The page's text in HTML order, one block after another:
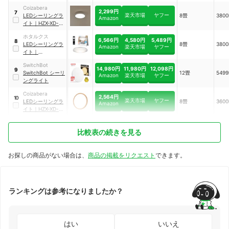
7
Coizabera
LEDシーリングラ
イト ｜ HZX-XD-
2,299円
Amazon
楽天市場 ヤフー 8畳
8
ホタルクス
LEDシーリングラ
イト ｜
6,566円
Amazon
4,580円
楽天市場
5,489円
ヤフー
8畳
9
SwitchBot
SwitchBot シーリ
ングライト
14,980円
Amazon
11,980円
楽天市場
12,098円
ヤフー
12畳
10
Coizabera
LEDシーリングラ
イト
HZX-XD-
2,564円
Amazon
楽天市場 ヤフー 8畳
比較表の続きを見る
お探しの商品がない場合は、 商品の掲載をリクエスト できます。
ランキングは参考になりましたか？
はい いいえ